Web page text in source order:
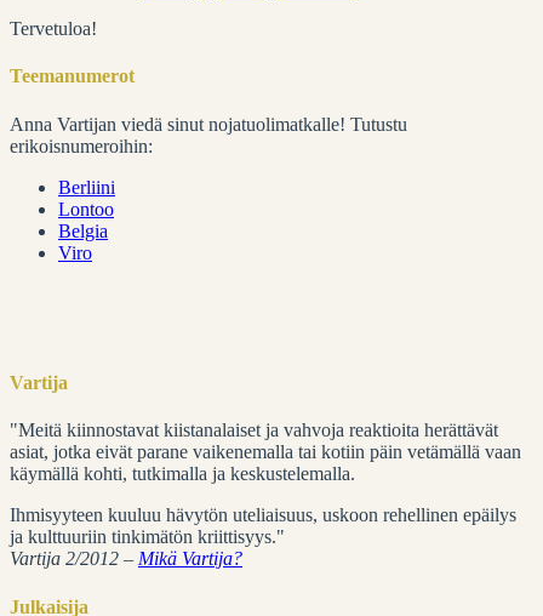
Tervetuloa!
Teemanumerot
Anna Vartijan viedä sinut nojatuolimatkalle! Tutustu
erikoisnumeroihin:
Berliini
Lontoo
Belgia
Viro
Vartija
"Meitä kiinnostavat kiistanalaiset ja vahvoja reaktioita herättävät
asiat, jotka eivät parane vaikenemalla tai kotiin päin vetämällä vaan
käymällä kohti, tutkimalla ja keskustelemalla.
Ihmisyyteen kuuluu hävytön uteliaisuus, uskoon rehellinen epäilys
ja kulttuuriin tinkimätön kriittisyys."
Vartija 2/2012 – Mikä Vartija?
Julkaisija